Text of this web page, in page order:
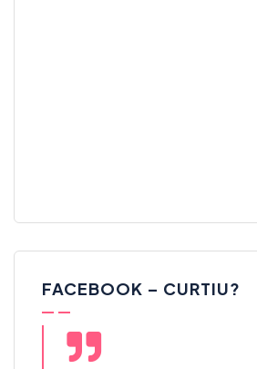
FACEBOOK – CURTIU?